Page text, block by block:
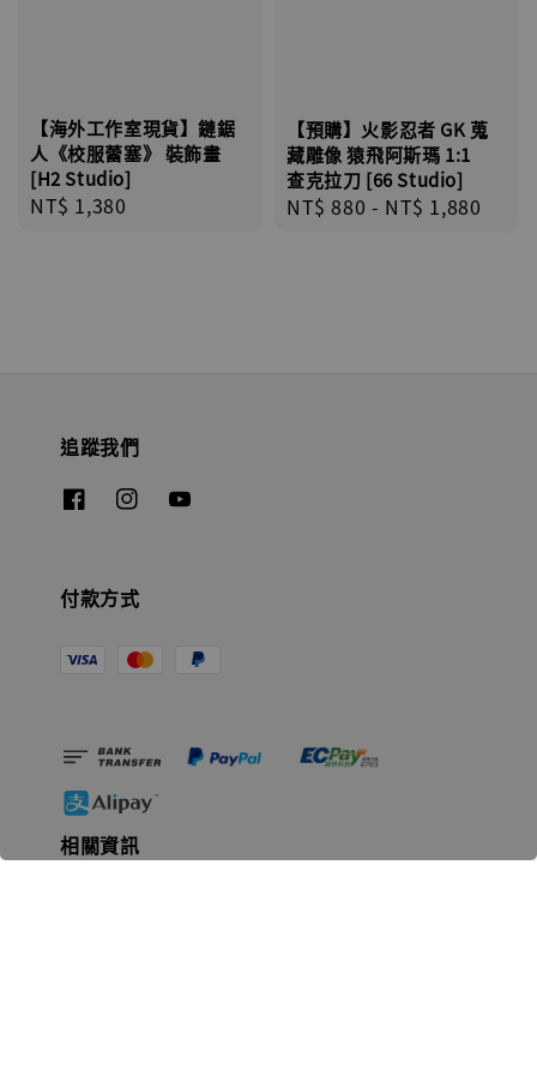
【海外工作室現貨】鏈鋸
人《校服蕾塞》 裝飾畫
[H2 Studio]
Regular
NT$ 1,380
【預購】火影忍者 GK 蒐
藏雕像 猿飛阿斯瑪 1:1
查克拉刀 [66 Studio]
Regular
NT$ 880 - NT$ 1,880
追蹤我們
付款方式
相關資訊